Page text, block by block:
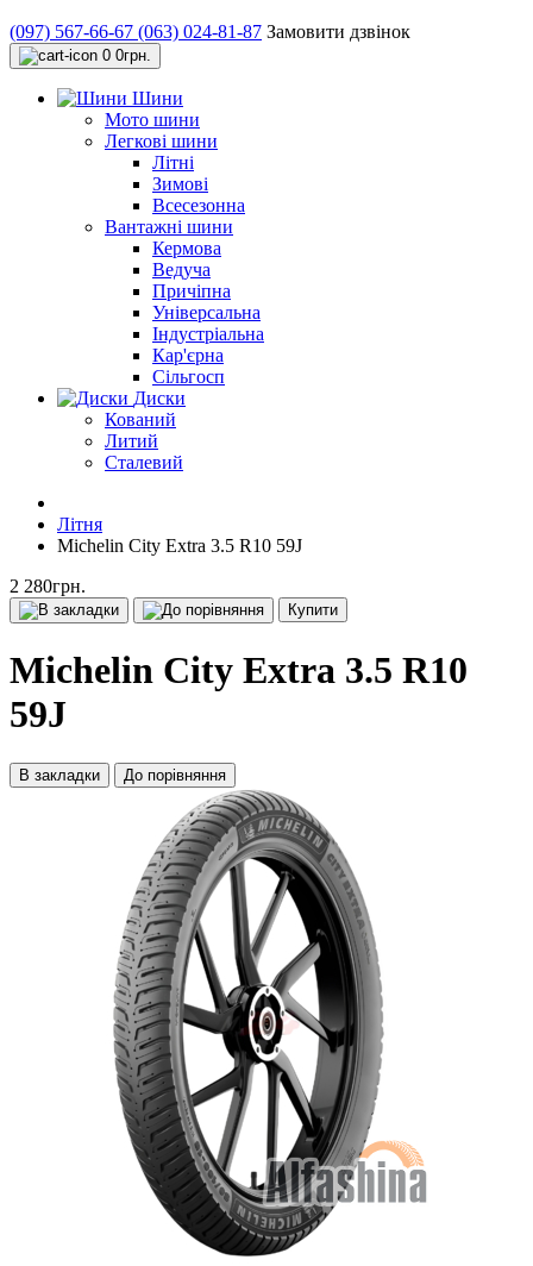
(097) 567-66-67 (063) 024-81-87 Замовити дзвінок
0 0грн.
Шини
Мото шини
Легкові шини
Літні
Зимові
Всесезонна
Вантажні шини
Кермова
Ведуча
Причіпна
Універсальна
Індустріальна
Кар'єрна
Сільгосп
Диски
Кований
Литий
Сталевий
Літня
Michelin City Extra 3.5 R10 59J
2 280грн.
Купити
Michelin City Extra 3.5 R10
59J
В закладки До порівняння